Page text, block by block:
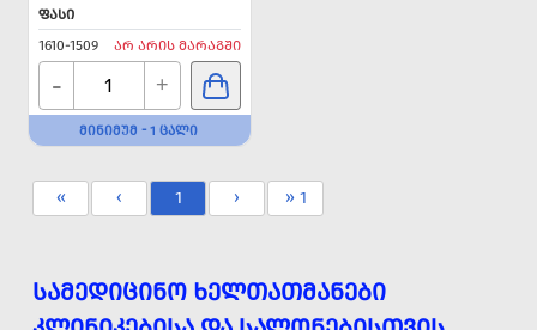
ᲤᲐᲡᲘ
1610-1509
ᲐᲠ ᲐᲠᲘᲡ ᲛᲐᲠᲐᲒᲨᲘ
- +
ᲛᲘᲜᲘᲛᲣᲛ - 1 ᲪᲐᲚᲘ
« ‹ 1 › » 1
ᲡᲐᲛᲔᲓᲘᲪᲘᲜᲝ ᲮᲔᲚᲗᲐᲗᲛᲐᲜᲔᲑᲘ